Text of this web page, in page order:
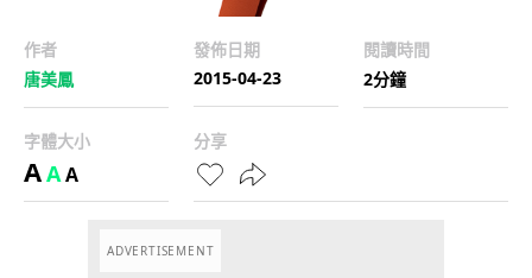
作者
唐美鳳
發佈日期
2015-04-23
閱讀時間
2分鐘
字體大小
AAA
分享
ADVERTISEMENT